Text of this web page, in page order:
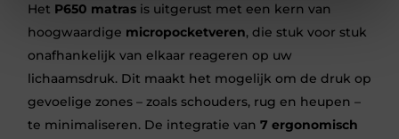
Het P650 matrasis uitgerust met een kern van
hoogwaardige micropocketveren, die stuk voor stuk
onafhankelijk van elkaar reageren op uw
lichaamsdruk. Dit maakt het mogelijk om de druk op
gevoelige zones – zoals schouders, rug en heupen –
te minimaliseren. De integratie van 7 ergonomisch